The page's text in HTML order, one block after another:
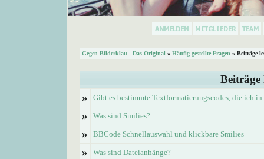
Gegen Bilderklau - Das Original » Häufig gestellte Fragen » Beiträge
Beiträge
»
Gibt es bestimmte Textformatierungscodes, die ich
» Was sind Smilies?
» BBCode Schnellauswahl und klickbare Smilies
» Was sind Dateianhänge?